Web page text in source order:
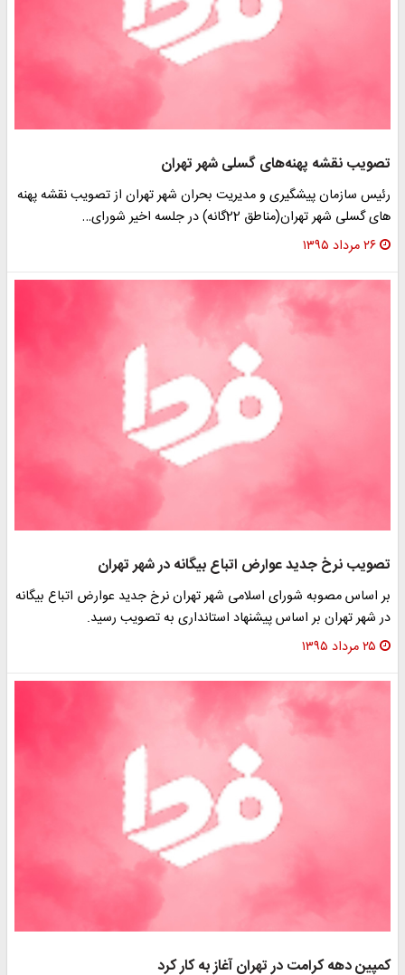
نقشه پهنه‌های گسلی شهر تهران
سازمان پیشگیری و مدیریت بحران شهر تهران از تصویب نقشه پهنه
گسلی شهر تهران(مناطق 22گانه) در جلسه اخیر شورای…
۲۶ مرداد ۱۳۹۵
نرخ جدید عوارض اتباع بیگانه در شهر تهران
اساس مصوبه شورای اسلامی شهر تهران نرخ جدید عوارض اتباع بیگانه
شهر تهران بر اساس پیشنهاد استانداری به تصویب رسید.
۲۵ مرداد ۱۳۹۵
دهه کرامت در تهران آغاز به کار کرد